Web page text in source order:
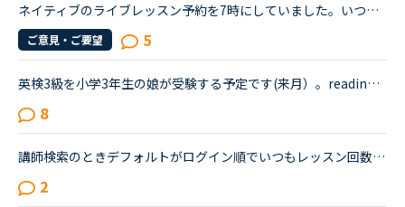
ネイティブのライブレッスン予約を7時にしていました。いつもiPadで受講していますが、「予約に進む」以降が進めません。これは他の方がおっしゃっている、PCからだとネイティブのライブレッスンが視聴出来たと言...
ご意見・ご要望 5
英検3級を小学3年生の娘が受験する予定です(来月）。reading/listening/speakingにかかわる問題は8割がた出来るのですが、記述問題が全く出来ません・・・(What ' your favorite food?等の質問に30字前後で答えを...
8
講師検索のときデフォルトがログイン順でいつもレッスン回数順か評価順に変更しています。ログイン順の検索に需要ありますか。ログイン順で講師を検索される方いたら、理由教えてください。
2